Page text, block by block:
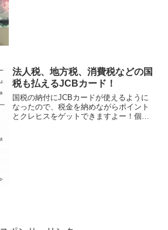
法人税、地方税、消費税などの国
税も払えるJCBカード！
国税の納付にJCBカードが使えるように
なったので、税金を納めながらポイント
とクレヒスをゲットできますよー！個人